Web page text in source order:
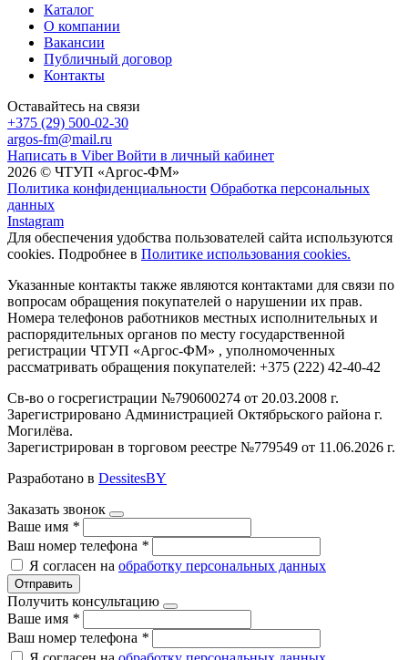
Каталог
О компании
Вакансии
Публичный договор
Контакты
Оставайтесь на связи
+375 (29) 500-02-30
argos-fm@mail.ru
Написать в Viber Войти в личный кабинет
2026 © ЧТУП «Аргос-ФМ»
Политика конфиденциальности Обработка персональных
данных
Instagram
Для обеспечения удобства пользователей сайта используются
cookies. Подробнее в Политике использования cookies.
Указанные контакты также являются контактами для связи по
вопросам обращения покупателей о нарушении их прав.
Номера телефонов работников местных исполнительных и
распорядительных органов по месту государственной
регистрации ЧТУП «Аргос-ФМ» , уполномоченных
рассматривать обращения покупателей: +375 (222) 42-40-42
Св-во о госрегистрации №790600274 от 20.03.2008 г.
Зарегистрировано Администрацией Октябрьского района г.
Могилёва.
Зарегистрирован в торговом реестре №779549 от 11.06.2026 г.
Разработано в DessitesBY
Заказать звонок
Ваше имя *
Ваш номер телефона *
Я согласен на обработку персональных данных
Отправить
Получить консультацию
Ваше имя *
Ваш номер телефона *